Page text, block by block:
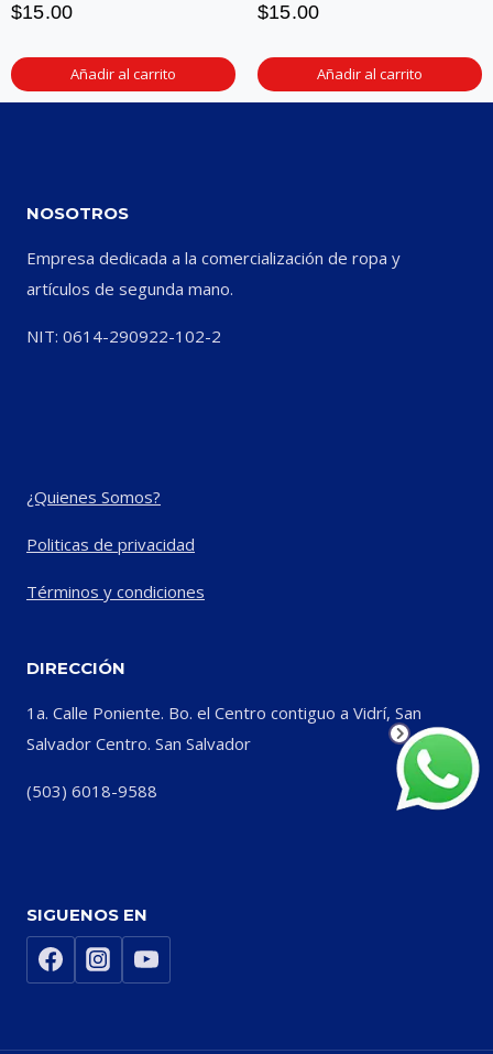
$15.00
Añadir al carrito
$15.00
Añadir al carrito
NOSOTROS
Empresa dedicada a la comercialización de ropa y
artículos de segunda mano.
NIT: 0614-290922-102-2
¿Quienes Somos?
Politicas de privacidad
Términos y condiciones
DIRECCIÓN
1a. Calle Poniente. Bo. el Centro contiguo a Vidrí, San
Salvador Centro. San Salvador
(503) 6018-9588
SIGUENOS EN